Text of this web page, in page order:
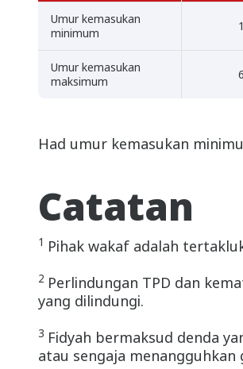
Umur kemasukan
minimum
Umur kemasukan
maksimum
Had umur kemasukan
Catatan
1 Pihak wakaf adalah
2 Perlindungan TPD dan
yang dilindungi.
3 Fidyah bermaksud denda
atau sengaja menangguhkan